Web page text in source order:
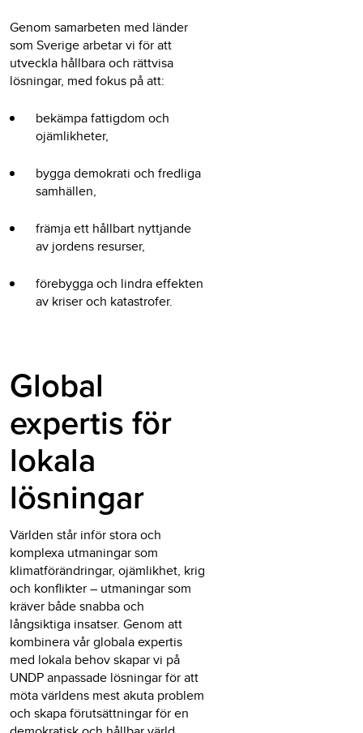
Genom samarbeten med länder
som Sverige arbetar vi för att
utveckla hållbara och rättvisa
lösningar, med fokus på att:
bekämpa fattigdom och
ojämlikheter,
bygga demokrati och fredliga
samhällen,
främja ett hållbart nyttjande
av jordens resurser,
förebygga och lindra effekten
av kriser och katastrofer.
Global
expertis för
lokala
lösningar
Världen står inför stora och
komplexa utmaningar som
klimatförändringar, ojämlikhet, krig
och konflikter – utmaningar som
kräver både snabba och
långsiktiga insatser. Genom att
kombinera vår globala expertis
med lokala behov skapar vi på
UNDP anpassade lösningar för att
möta världens mest akuta problem
och skapa förutsättningar för en